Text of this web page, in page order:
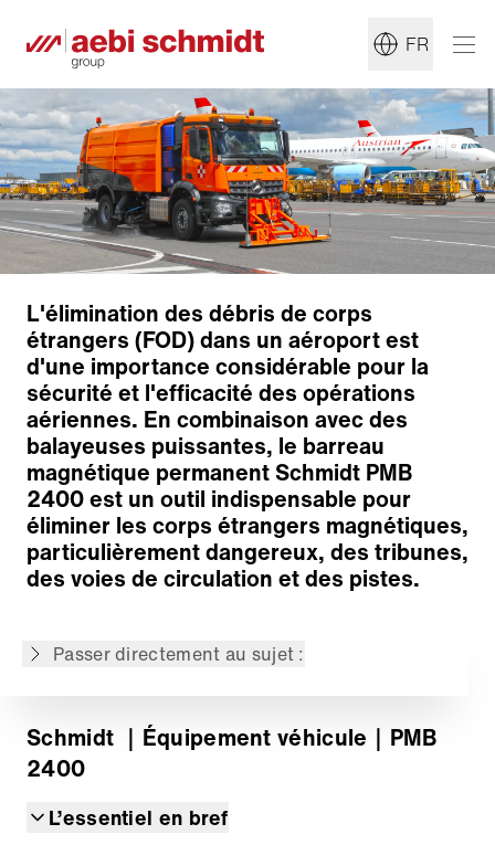
FR
L'élimination des débris de corps
étrangers (FOD) dans un aéroport est
d'une importance considérable pour la
sécurité et l'efficacité des opérations
aériennes. En combinaison avec des
balayeuses puissantes, le barreau
magnétique permanent Schmidt PMB
2400 est un outil indispensable pour
éliminer les corps étrangers magnétiques,
particulièrement dangereux, des tribunes,
des voies de circulation et des pistes.
Passer directement au sujet :
Retour à l'aperçu
Schmidt ｜Équipement véhicule ｜PMB
2400
L’essentiel en bref